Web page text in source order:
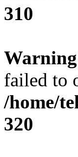
310
Warning
failed to
/home/
320